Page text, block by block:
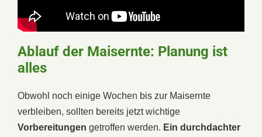
Ablauf der Maisernte: Planung ist
alles
Obwohl noch einige Wochen bis zur Maisernte
verbleiben, sollten bereits jetzt wichtige
Vorbereitungen getroffen werden. Ein durchdachter